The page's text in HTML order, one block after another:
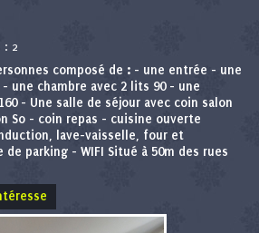
: 2
composé de : - une entrée - une
- une chambre avec 2 lits 90 - une
- Une salle de séjour avec coin salon
So - coin repas - cuisine ouverte
lave-vaisselle, four et
parking - WIFI Situé à 50m des rues